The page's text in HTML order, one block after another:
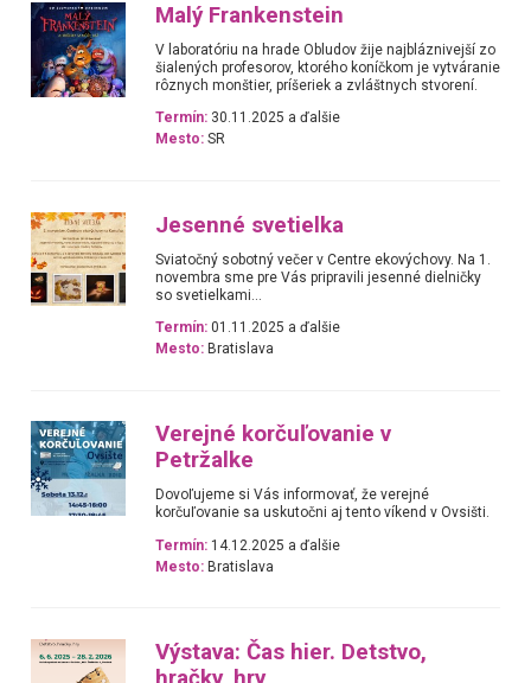
Malý Frankenstein
V laboratóriu na hrade Obludov žije najbláznivejší zo
šialených profesorov, ktorého koníčkom je vytváranie
rôznych monštier, príšeriek a zvláštnych stvorení.
Termín: 30.11.2025 a ďalšie
Mesto: SR
Jesenné svetielka
Sviatočný sobotný večer v Centre ekovýchovy. Na 1.
novembra sme pre Vás pripravili jesenné dielničky
so svetielkami...
Termín: 01.11.2025 a ďalšie
Mesto: Bratislava
Verejné korčuľovanie v
Petržalke
Dovoľujeme si Vás informovať, že verejné
korčuľovanie sa uskutočni aj tento víkend v Ovsišti.
Termín: 14.12.2025 a ďalšie
Mesto: Bratislava
Výstava: Čas hier. Detstvo,